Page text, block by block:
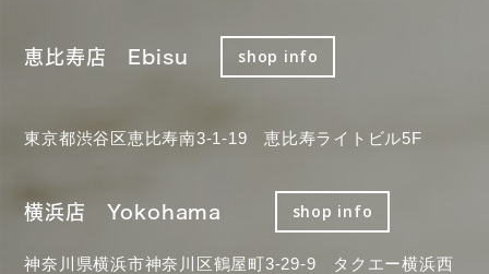
恵比寿店 Ebisu shop info
東京都渋谷区恵比寿南3-1-19 恵比寿ライトビル5F
横浜店 Yokohama shop info
神奈川県横浜市神奈川区鶴屋町3-29-9 タクエー横浜西